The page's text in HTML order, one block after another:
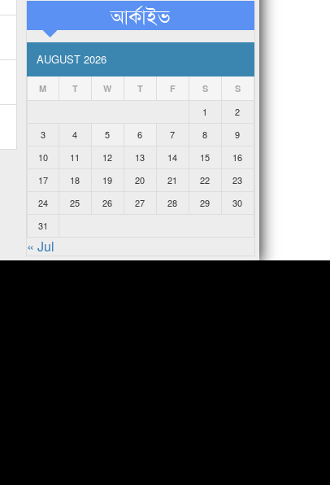
আর্কাইভ
AUGUST 2026
M T W T F S S
1
2
3
4 5 6 7 8
9
10
11 12 13 14 15
16
17
18 19 20 21 22
23
24
25 26 27 28 29
30
31
« Jul